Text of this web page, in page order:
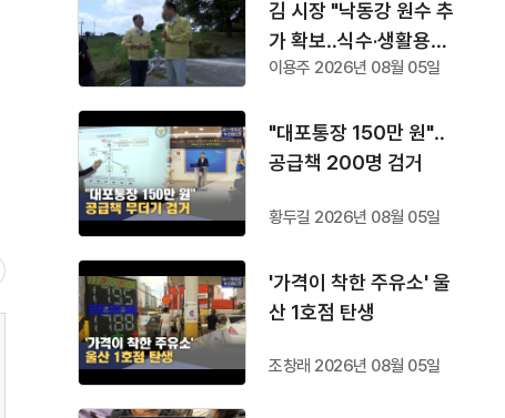
김 시장 "낙동강 원수 추
가 확보‥식수·생활용수
공급"
이용주 2026년 08월 05일
"대포통장 150만 원"‥
공급책 200명 검거
황두길 2026년 08월 05일
'가격이 착한 주유소' 울
산 1호점 탄생
조창래 2026년 08월 05일